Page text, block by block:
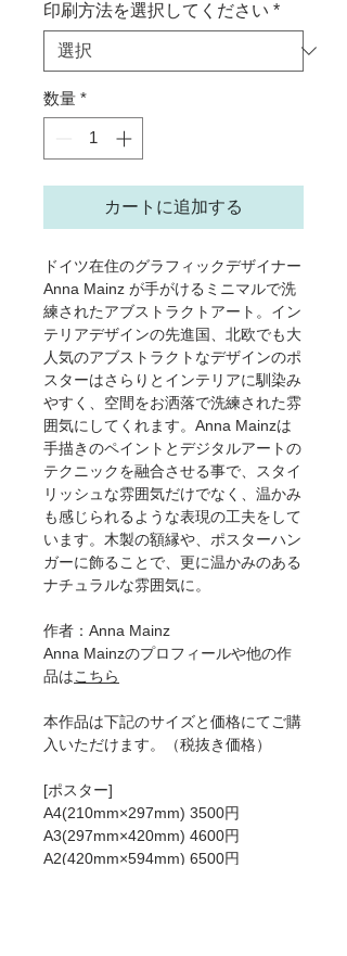
印刷方法を選択してください *
数量 *
カートに追加する
ドイツ在住のグラフィックデザイナー
Anna Mainz が手がけるミニマルで洗
練されたアブストラクトアート。イン
テリアデザインの先進国、北欧でも大
人気のアブストラクトなデザインのポ
スターはさらりとインテリアに馴染み
やすく、空間をお洒落で洗練された雰
囲気にしてくれます。Anna Mainzは
手描きのペイントとデジタルアートの
テクニックを融合させる事で、スタイ
リッシュな雰囲気だけでなく、温かみ
も感じられるような表現の工夫をして
います。木製の額縁や、ポスターハン
ガーに飾ることで、更に温かみのある
ナチュラルな雰囲気に。
作者：Anna Mainz
Anna Mainzのプロフィールや他の作
品はこちら
本作品は下記のサイズと価格にてご購
入いただけます。（税抜き価格）
[ポスター]
A4(210mm×297mm) 3500円
A3(297mm×420mm) 4600円
A2(420mm×594mm) 6500円